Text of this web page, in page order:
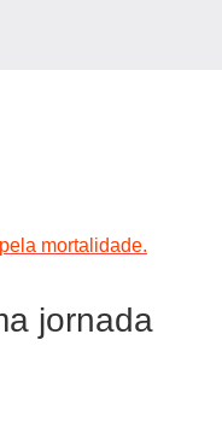
mortalidade.
jornada